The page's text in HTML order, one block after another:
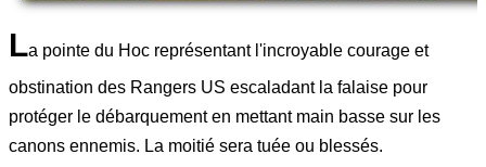
La pointe du Hoc représentant l'incroyable courage et
obstination des Rangers US escaladant la falaise pour
protéger le débarquement en mettant main basse sur les
canons ennemis. La moitié sera tuée ou blessés.